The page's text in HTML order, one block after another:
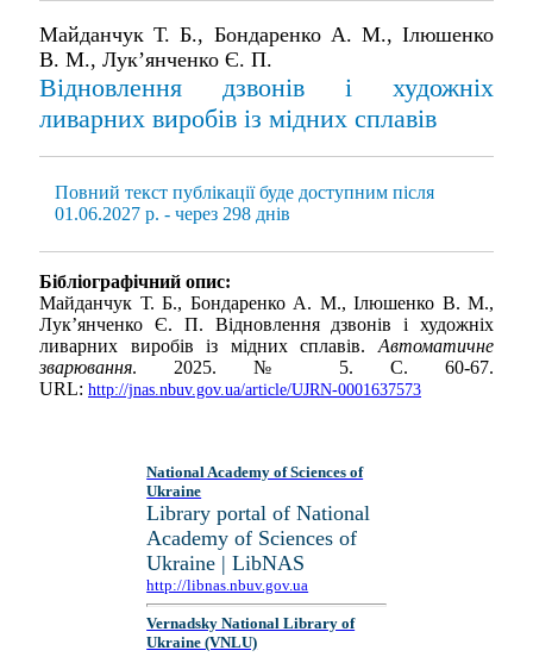
Майданчук Т. Б., Бондаренко А. М., Ілюшенко
В. М., Лук’янченко Є. П.
Відновлення дзвонів і художніх
ливарних виробів із мідних сплавів
Повний текст публікації буде доступним після
01.06.2027 р. - через 298 днів
Бібліографічний опис:
Майданчук Т. Б., Бондаренко А. М., Ілюшенко В. М.,
Лук’янченко Є. П. Відновлення дзвонів і художніх
ливарних виробів із мідних сплавів. Автоматичне
зварювання. 2025. № 5. С. 60-67.
URL: http://jnas.nbuv.gov.ua/article/UJRN-0001637573
National Academy of Sciences of
Ukraine
Library portal of National
Academy of Sciences of
Ukraine | LibNAS
http://libnas.nbuv.gov.ua
Vernadsky National Library of
Ukraine (VNLU)